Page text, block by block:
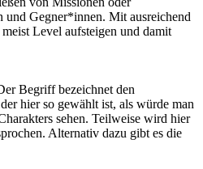
Gegner*innen. Mit ausreichend
Level aufsteigen und damit
Begriff bezeichnet den
hier so gewählt ist, als würde man
sehen. Teilweise wird hier
Alternativ dazu gibt es die